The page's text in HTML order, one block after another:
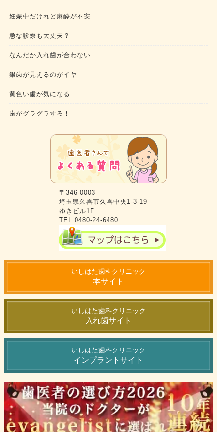
妊娠中だけれど麻酔が不安
急な診療も大丈夫？
なんだか入れ歯が合わない
銀歯が見えるのがイヤ
黄色い歯が気になる
歯がグラグラする！
〒346-0003
埼玉県久喜市久喜中央1-3-19
ゆきビル1F
TEL:0480-24-6480
いしはた歯科クリニック
本サイト
いしはた歯科クリニック
入れ歯サイト
いしはた歯科クリニック
インプラントサイト